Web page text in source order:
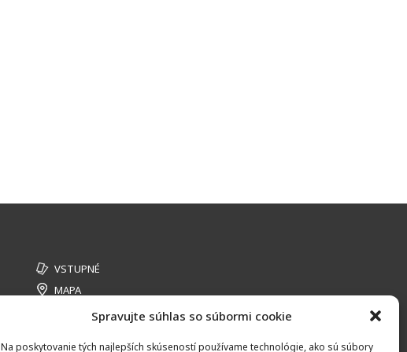
Spravujte súhlas so súbormi cookie
Na poskytovanie tých najlepších skúseností používame technológie, ako sú súbory
VSTUPNÉ
MAPA